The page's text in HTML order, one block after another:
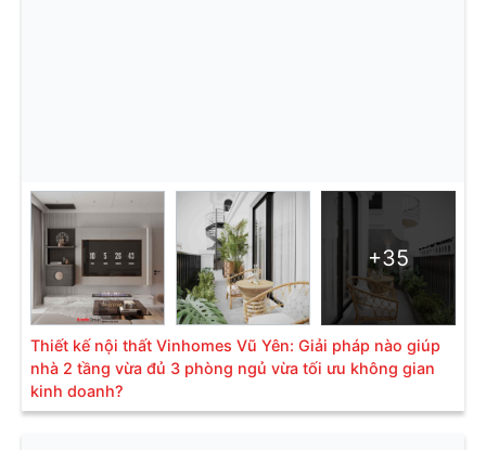
+35
Thiết kế nội thất Vinhomes Vũ Yên: Giải pháp nào giúp
nhà 2 tầng vừa đủ 3 phòng ngủ vừa tối ưu không gian
kinh doanh?